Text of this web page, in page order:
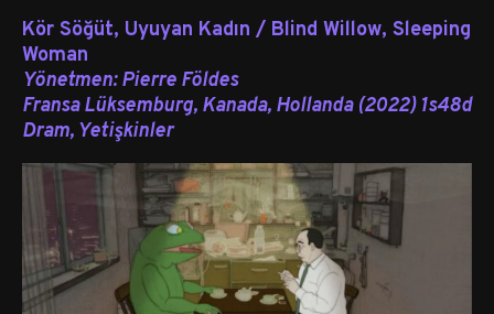
Kör Söğüt, Uyuyan Kadın / Blind Willow, Sleeping
Woman
Yönetmen:Pierre Földes
Fransa Lüksemburg, Kanada, Hollanda (2022) 1s48d
Dram, Yetişkinler